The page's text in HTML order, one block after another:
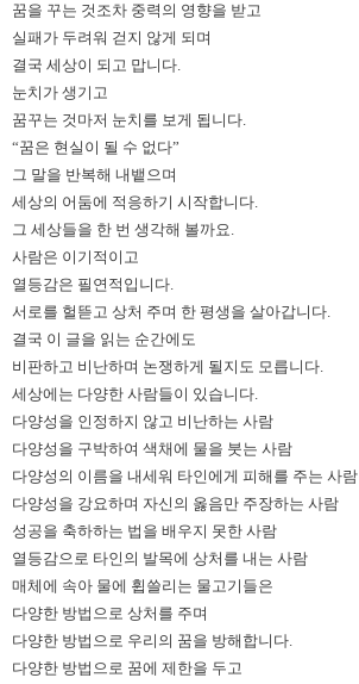
꿈을 꾸는 것조차 중력의 영향을 받고
실패가 두려워 걷지 않게 되며
결국 세상이 되고 맙니다.
눈치가 생기고
꿈꾸는 것마저 눈치를 보게 됩니다.
“꿈은 현실이 될 수 없다”
그 말을 반복해 내뱉으며
세상의 어둠에 적응하기 시작합니다.
그 세상들을 한 번 생각해 볼까요.
사람은 이기적이고
열등감은 필연적입니다.
서로를 헐뜯고 상처 주며 한 평생을 살아갑니다.
결국 이 글을 읽는 순간에도
비판하고 비난하며 논쟁하게 될지도 모릅니다.
세상에는 다양한 사람들이 있습니다.
다양성을 인정하지 않고 비난하는 사람
다양성을 구박하여 색채에 물을 붓는 사람
다양성의 이름을 내세워 타인에게 피해를 주는 사람
다양성을 강요하며 자신의 옳음만 주장하는 사람
성공을 축하하는 법을 배우지 못한 사람
열등감으로 타인의 발목에 상처를 내는 사람
매체에 속아 물에 휩쓸리는 물고기들은
다양한 방법으로 상처를 주며
다양한 방법으로 우리의 꿈을 방해합니다.
다양한 방법으로 꿈에 제한을 두고